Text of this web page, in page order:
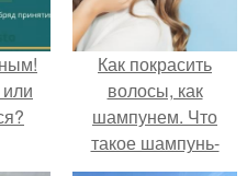
Как покрасить
волосы, как
шампунем. Что
такое шампунь-
краска для волос?